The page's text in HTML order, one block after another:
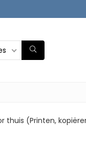
thuis (Printen,